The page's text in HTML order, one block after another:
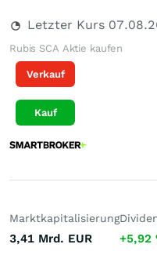
Letzter Kurs
Rubis SCA Aktie kaufen
Verkauf
Kauf
Marktkapitalisierung
3,41 Mrd. EUR +5,92